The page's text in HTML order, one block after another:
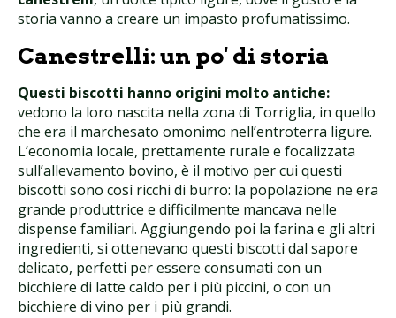
storia vanno a creare un impasto profumatissimo.
Canestrelli: un po' di storia
Questi biscotti hanno origini molto antiche:
vedono la loro nascita nella zona di Torriglia, in quello
che era il marchesato omonimo nell’entroterra ligure.
L’economia locale, prettamente rurale e focalizzata
sull’allevamento bovino, è il motivo per cui questi
biscotti sono così ricchi di burro: la popolazione ne era
grande produttrice e difficilmente mancava nelle
dispense familiari. Aggiungendo poi la farina e gli altri
ingredienti, si ottenevano questi biscotti dal sapore
delicato, perfetti per essere consumati con un
bicchiere di latte caldo per i più piccini, o con un
bicchiere di vino per i più grandi.